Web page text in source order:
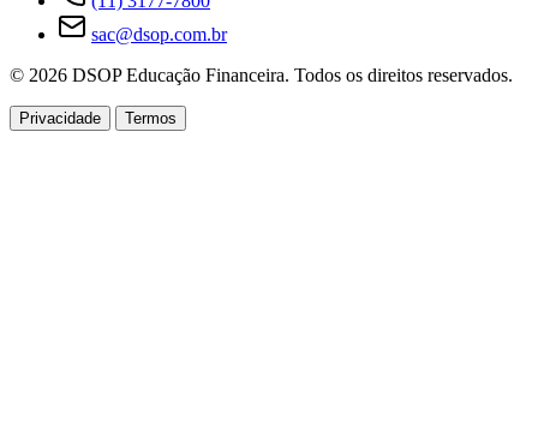
sac@dsop.com.br
© 2026 DSOP Educação Financeira. Todos os direitos reservados.
Privacidade Termos